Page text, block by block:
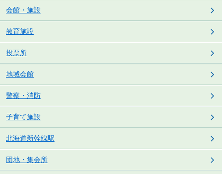
会館・施設
教育施設
投票所
地域会館
警察・消防
子育て施設
北海道新幹線駅
団地・集会所